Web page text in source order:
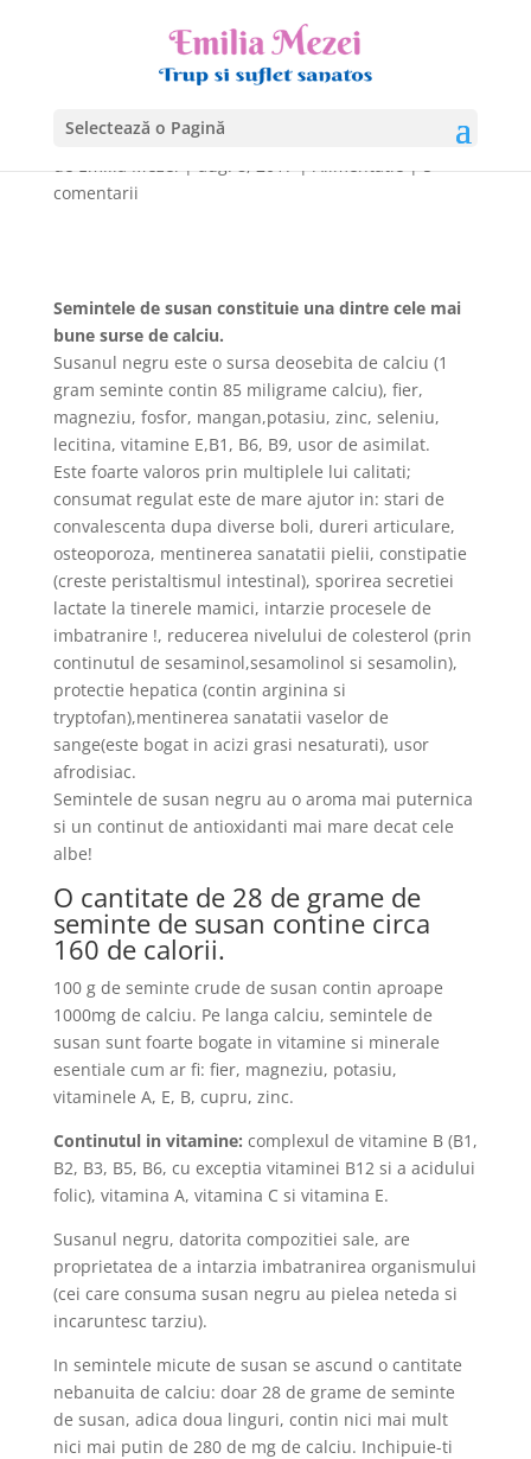
Selectează o Pagină
Semintele de susan
negru
deEmilia Mezei|aug. 8, 2017|Alimentatie|5
comentarii
Semintele de susan constituie una dintre cele mai
bune surse de calciu.
Susanul negru este o sursa deosebita de calciu (1
gram seminte contin 85 miligrame calciu), fier,
magneziu, fosfor, mangan,potasiu, zinc, seleniu,
lecitina, vitamine E,B1, B6, B9, usor de asimilat.
Este foarte valoros prin multiplele lui calitati;
consumat regulat este de mare ajutor in: stari de
convalescenta dupa diverse boli, dureri articulare,
osteoporoza, mentinerea sanatatii pielii, constipatie
(creste peristaltismul intestinal), sporirea secretiei
lactate la tinerele mamici, intarzie procesele de
imbatranire !, reducerea nivelului de colesterol (prin
continutul de sesaminol,sesamolinol si sesamolin),
protectie hepatica (contin arginina si
tryptofan),mentinerea sanatatii vaselor de
sange(este bogat in acizi grasi nesaturati), usor
afrodisiac.
Semintele de susan negru au o aroma mai puternica
si un continut de antioxidanti mai mare decat cele
albe!
O cantitate de 28 de grame de
seminte de susan contine circa
160 de calorii.
100 g de seminte crude de susan contin aproape
1000mg de calciu. Pe langa calciu, semintele de
susan sunt foarte bogate in vitamine si minerale
esentiale cum ar fi: fier, magneziu, potasiu,
vitaminele A, E, B, cupru, zinc.
Continutul in vitamine: complexul de vitamine B (B1,
B2, B3, B5, B6, cu exceptia vitaminei B12 si a acidului
folic), vitamina A, vitamina C si vitamina E.
Susanul negru, datorita compozitiei sale, are
proprietatea de a intarzia imbatranirea organismului
(cei care consuma susan negru au pielea neteda si
incaruntesc tarziu).
In semintele micute de susan se ascund o cantitate
nebanuita de calciu: doar 28 de grame de seminte
de susan, adica doua linguri, contin nici mai mult
nici mai putin de 280 de mg de calciu. Inchipuie-ti